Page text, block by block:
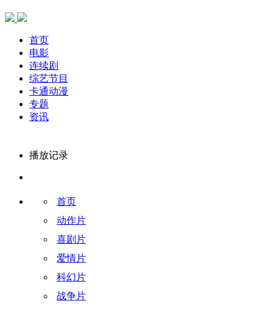
首页
电影
连续剧
综艺节目
卡通动漫
专题
资讯
播放记录
首页
动作片
喜剧片
爱情片
科幻片
战争片